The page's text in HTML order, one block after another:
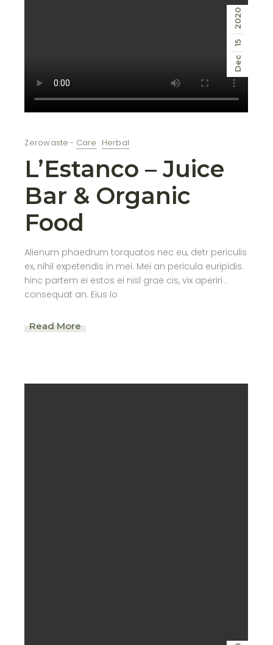
Dec
15
2020
Zerowaste Care Herbal
L’Estanco – Juice
Bar & Organic
Food
Alienum phaedrum torquatos nec eu, detr periculis
ex, nihil expetendis in mei. Mei an pericula euripidis.
hinc partem ei estos ei nisl grae cis, vix aperiri .
consequat an. Eius lo
Read More